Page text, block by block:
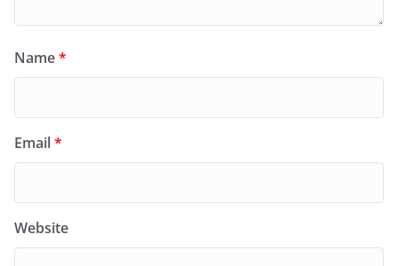
Name*
Email*
Website